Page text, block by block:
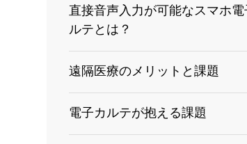
直接音声入力が可能なスマホ
ルテとは？
遠隔医療のメリットと課題
電子カルテが抱える課題